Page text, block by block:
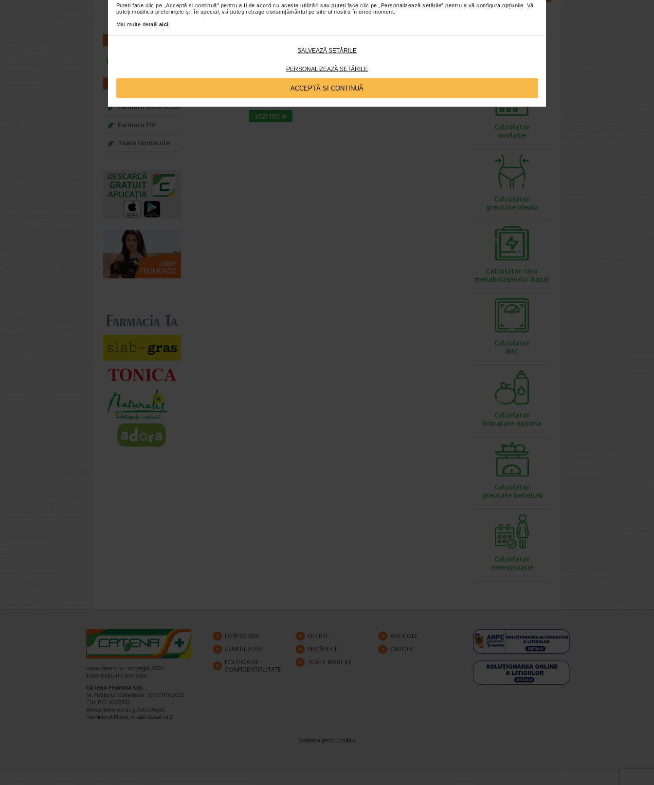
Puteți face clic pe „Acceptă si continuă” pentru a fi de acord cu aceste utilizări sau puteți face clic pe „Personalizează setările” pentru a vă configura opțiunile. Vă
puteți modifica preferințele și, în special, vă puteți retrage consimțământul pe site-ul nostru în orice moment.
Mai multe detalii aici
SALVEAZĂ SETĂRILE
PERSONALIZEAZĂ SETĂRILE
ACCEPTĂ SI CONTINUĂ
tratament si dieta
Boli ale sistemului digestiv
Timp de citire:6 minute, 7 secunde
Disconfortul abdominal este una dintre cele mai frecvente probleme digestive
intalnite la adulti si copii. Printre manifestarile care pot afecta semnificativ
Seturi cadou
Baylis&Harding
Farmacii NON-STOP
Farmacii FIV
Toate farmaciile
Calculator
ovulatie
Calculator
greutate ideala
Calculator rata
metabolismului bazal
Calculator
IMC
Calculator
hidratare optima
Calculator
greutate bebelusi
Calculator
menstruatie
www.catena.ro - copyright 2026,
Toate drepturile rezervate
CATENA PHARMA SRL
Nr. Registrul Comerţului: J03/2710/2023
CUI: RO 3008793
Adresă sediu social: judetul Argeş,
municipiul Piteşti, strada Banat nr.2
DESPRE NOI OFERTE
ARTICOLE
CUM REZERV
PROSPECTE
CARIERE
POLITICA DE
CONFIDENTIALITATE
TOATE MARCILE
Varianta pentru mobile